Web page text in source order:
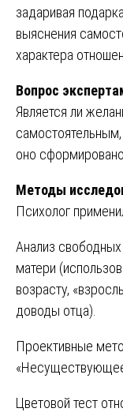
задаривая
выяснения
характера
Вопрос
Является ли
оно
Методы
Психолог
Анализ
матери
возрасту,
доводы отца).
Проективные
Цветовой тест